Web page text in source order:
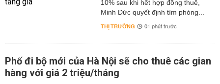
10% sau khi hết hợp đồng thuê,
Minh Đức quyết định tìm phòng...
THỊ TRƯỜNG 01 phút trước
Phố đi bộ mới của Hà Nội sẽ cho thuê các gian
hàng với giá 2 triệu/tháng